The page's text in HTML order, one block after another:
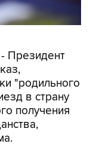
- Президент
"родильного
в страну
получения